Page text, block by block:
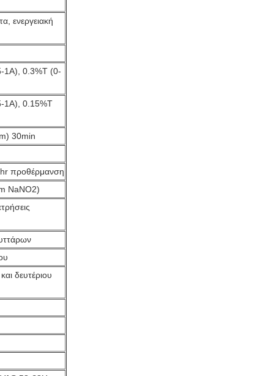
ενεργειακή
1A), 0.3%T (0-
1A), 0.15%T
30min
προθέρμανση
NaNO2)
δευτέριου